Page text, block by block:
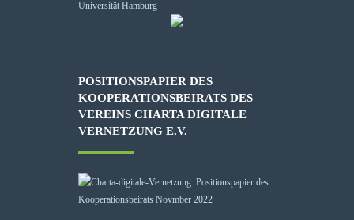
POSITIONSPAPIER DES
KOOPERATIONSBEIRATS DES
VEREINS CHARTA DIGITALE
VERNETZUNG E.V.